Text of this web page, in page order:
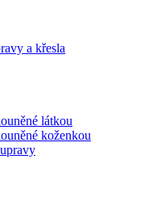
a křesla
látkou
koženkou